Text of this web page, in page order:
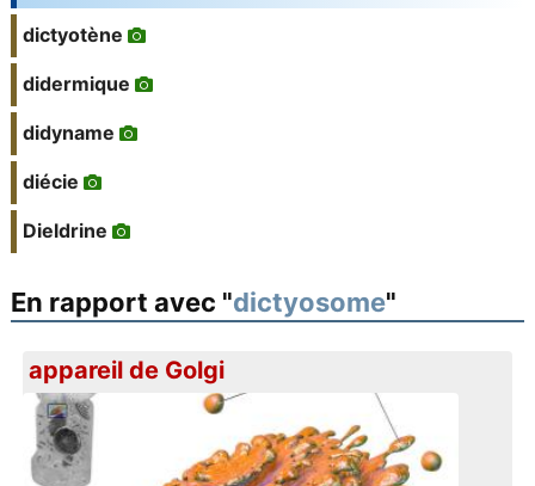
dictyotène
didermique
didyname
diécie
Dieldrine
En rapport avec "dictyosome"
appareil de Golgi